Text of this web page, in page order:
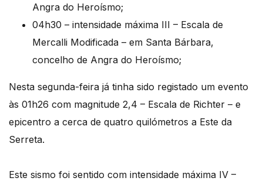
Angra do Heroísmo;
04h30 – intensidade máxima III – Escala de
Mercalli Modificada – em Santa Bárbara,
concelho de Angra do Heroísmo;
Nesta segunda-feira já tinha sido registado um evento
às 01h26 com magnitude 2,4 – Escala de Richter – e
epicentro a cerca de quatro quilómetros a Este da
Serreta.
Este sismo foi sentido com intensidade máxima IV –